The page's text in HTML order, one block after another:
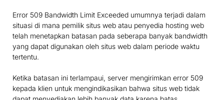
Error 509 Bandwidth Limit Exceeded umumnya terjadi dalam
situasi di mana pemilik situs web atau penyedia hosting web
telah menetapkan batasan pada seberapa banyak bandwidth
yang dapat digunakan oleh situs web dalam periode waktu
tertentu.
Ketika batasan ini terlampaui, server mengirimkan error 509
kepada klien untuk mengindikasikan bahwa situs web tidak